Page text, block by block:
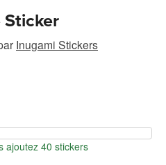
Sticker
Inugami Stickers
ajoutez 40 stickers